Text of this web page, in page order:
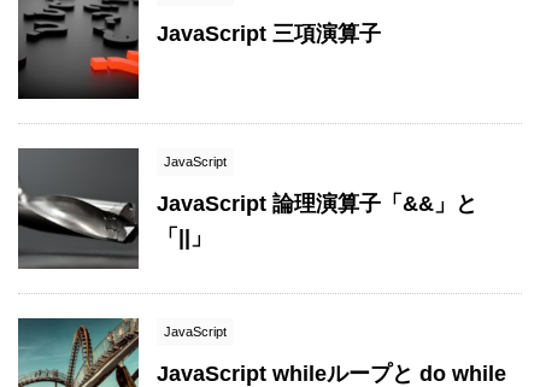
JavaScript 三項演算子
JavaScript
JavaScript 論理演算子「&&」と
「||」
JavaScript
JavaScript whileループと do while